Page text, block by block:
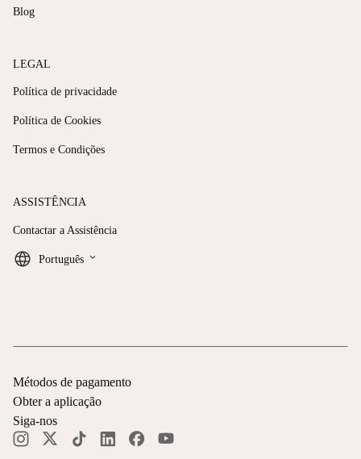
Blog
LEGAL
Política de privacidade
Política de Cookies
Termos e Condições
ASSISTÊNCIA
Contactar a Assistência
Português keyboard_arrow_down
Métodos de pagamento
Obter a aplicação
Siga-nos